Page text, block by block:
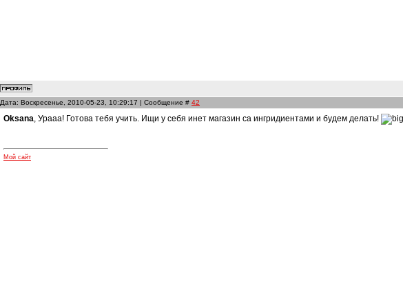
Дата: Воскресенье, 2010-05-23, 10:29:17 | Сообщение # 42
Oksana, Урааа! Готова тебя учить. Ищи у себя инет магазин са ингридиентами и будем делать!
Мой сайт